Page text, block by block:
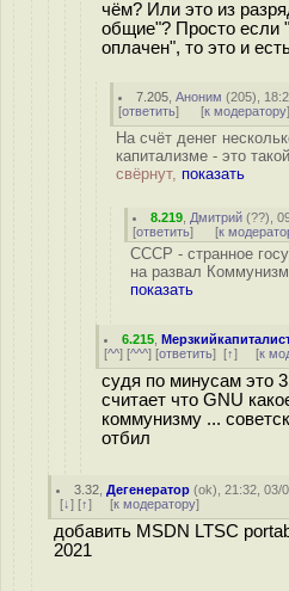
чём? Или это из
общие"? Просто если
оплачен", то это и
7.205 ,Аноним (205),
[ответить] [к модератору]
На счёт денег
капитализме - это
свёрнут, показать
8.219 Дмитрий (??),
[ответить] [к
СССР - странное
на развал
показать
6.215 ,
[^^] [^^^] [ответить] [↑] [к
судя по минусам это
считает что GNU
коммунизму ...
отбил
3.32 ,Дегенератор (ok), 21:32, 03/
[↓] [↑] [к модератору]
добавить MSDN LTSC
2021